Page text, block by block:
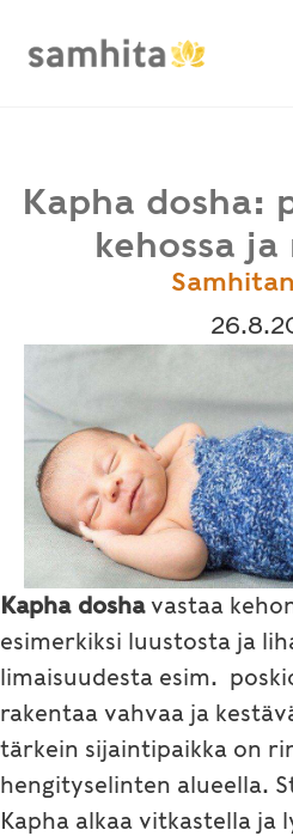
Kapha dosha:
kehossa ja
Kapha doshavastaa
esimerkiksi luustosta ja
limaisuudesta esim.
rakentaa vahvaa ja
tärkein sijaintipaikka on
hengityselinten alueella.
Kapha alkaa vitkastella ja